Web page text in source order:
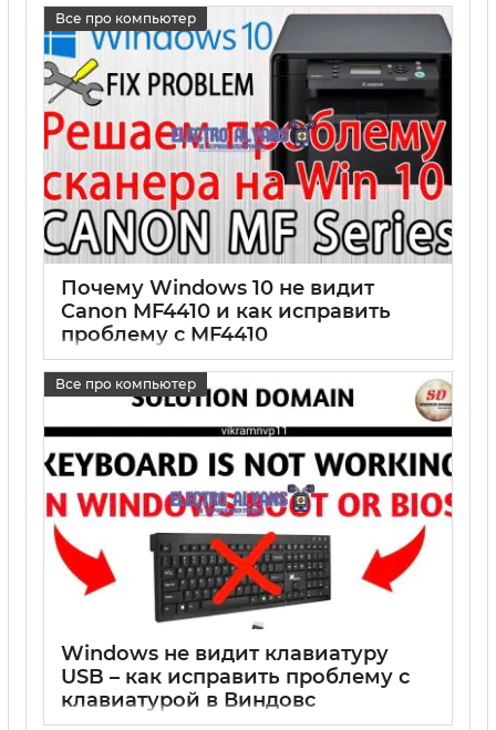
Все про компьютер
Почему Windows 10 не видит
Canon MF4410 и как исправить
проблему с MF4410
Все про компьютер
Windows не видит клавиатуру
USB – как исправить проблему с
клавиатурой в Виндовс